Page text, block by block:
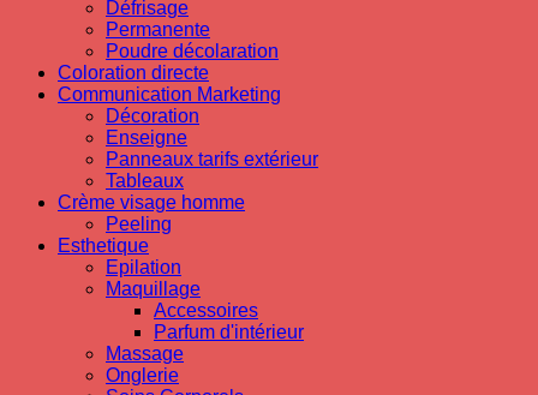
Défrisage
Permanente
Poudre décolaration
Coloration directe
Communication Marketing
Décoration
Enseigne
Panneaux tarifs extérieur
Tableaux
Crème visage homme
Peeling
Esthetique
Epilation
Maquillage
Accessoires
Parfum d'intérieur
Massage
Onglerie